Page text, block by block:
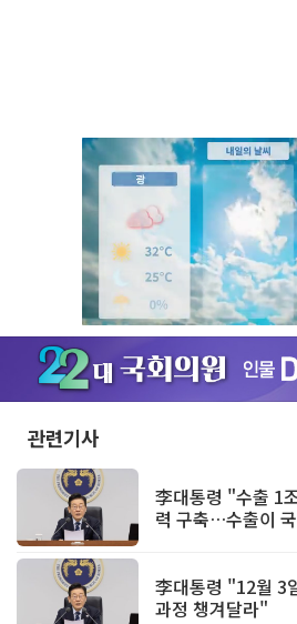
관련기사
李대통령 "수출 1
력 구축…수출이
李대통령 "12월 3
과정 챙겨달라"